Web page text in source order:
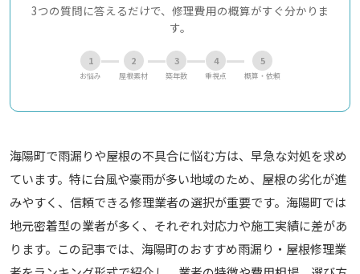
3つの質問に答えるだけで、修理費用の概算がすぐ分かりま
す。
1
お悩み
2
屋根素材
3
築年数
4
重視点
5
概算・依頼
海陽町で雨漏りや屋根の不具合に悩む方は、早急な対処を求め
ています。特に台風や豪雨が多い地域のため、屋根の劣化が進
みやすく、信頼できる修理業者の選択が重要です。海陽町では
地元密着型の業者が多く、それぞれ対応力や施工実績に差があ
ります。この記事では、海陽町のおすすめ雨漏り・屋根修理業